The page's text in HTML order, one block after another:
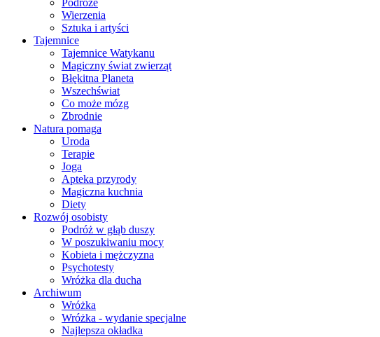
Podróże
Wierzenia
Sztuka i artyści
Tajemnice
Tajemnice Watykanu
Magiczny świat zwierząt
Błękitna Planeta
Wszechświat
Co może mózg
Zbrodnie
Natura pomaga
Uroda
Terapie
Joga
Apteka przyrody
Magiczna kuchnia
Diety
Rozwój osobisty
Podróż w głąb duszy
W poszukiwaniu mocy
Kobieta i mężczyzna
Psychotesty
Wróżka dla ducha
Archiwum
Wróżka
Wróżka - wydanie specjalne
Najlepsza okładka